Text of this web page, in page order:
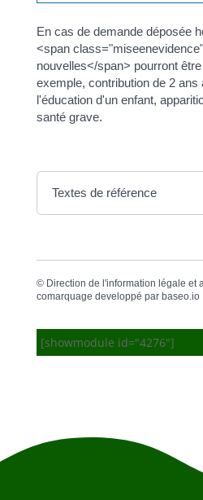
En cas de demande déposée
<span
nouvelles</span> pourront
exemple, contribution de 2 ans
l'éducation d'un enfant,
santé grave.
Textes de référence
© Direction de l'information légale et
comarquage developpé par baseo.io
[showmodule id="4276"]